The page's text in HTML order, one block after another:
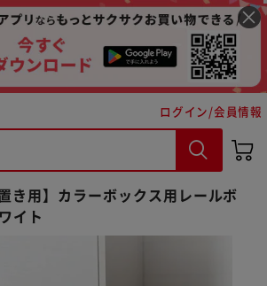
ログイン/会員情報
き用】カラーボックス用レールボ
イト